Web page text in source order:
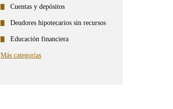
Cuentas y depósitos
Deudores hipotecarios sin recursos
Educación financiera
Más categorías